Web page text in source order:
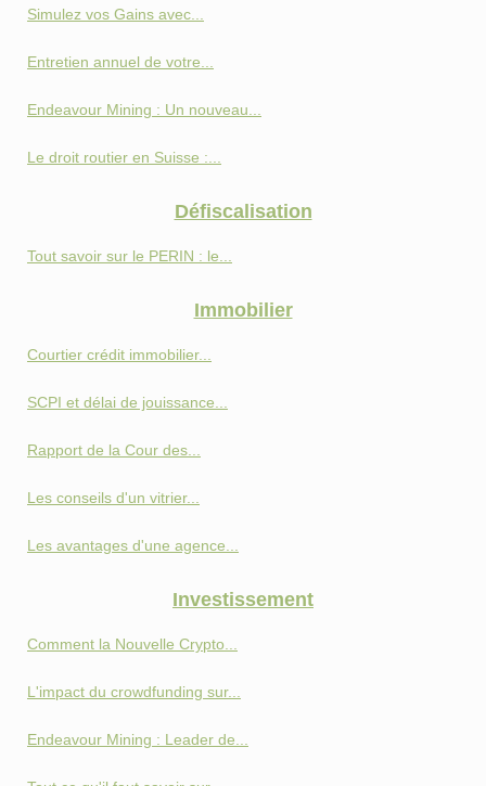
Simulez vos Gains avec...
Entretien annuel de votre...
Endeavour Mining : Un nouveau...
Le droit routier en Suisse :...
Défiscalisation
Tout savoir sur le PERIN : le...
Immobilier
Courtier crédit immobilier...
SCPI et délai de jouissance...
Rapport de la Cour des...
Les conseils d'un vitrier...
Les avantages d'une agence...
Investissement
Comment la Nouvelle Crypto...
L'impact du crowdfunding sur...
Endeavour Mining : Leader de...